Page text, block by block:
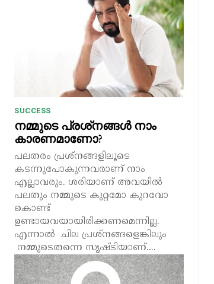
SUCCESS
നമ്മുടെ പ്രശ്‌നങ്ങൾ നാം
കാരണമാണോ?
പലതരം പ്രശ്നങ്ങളിലൂടെ
കടന്നുപോകുന്നവരാണ് നാം
എല്ലാവരും. ശരിയാണ് അവയിൽ
പലതും നമ്മുടെ കുറ്റമോ കുറവോ
കൊണ്ട്
ഉണ്ടായവയായിരിക്കണമെന്നില്ല.
എന്നാൽ ചില പ്രശ്നങ്ങളെങ്കിലും
നമ്മുടെതന്നെ സൃഷ്ടിയാണ്....